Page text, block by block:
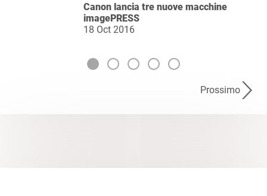
Canon lancia tre nuove macchine
imagePRESS
18 Oct 2016
Prossimo